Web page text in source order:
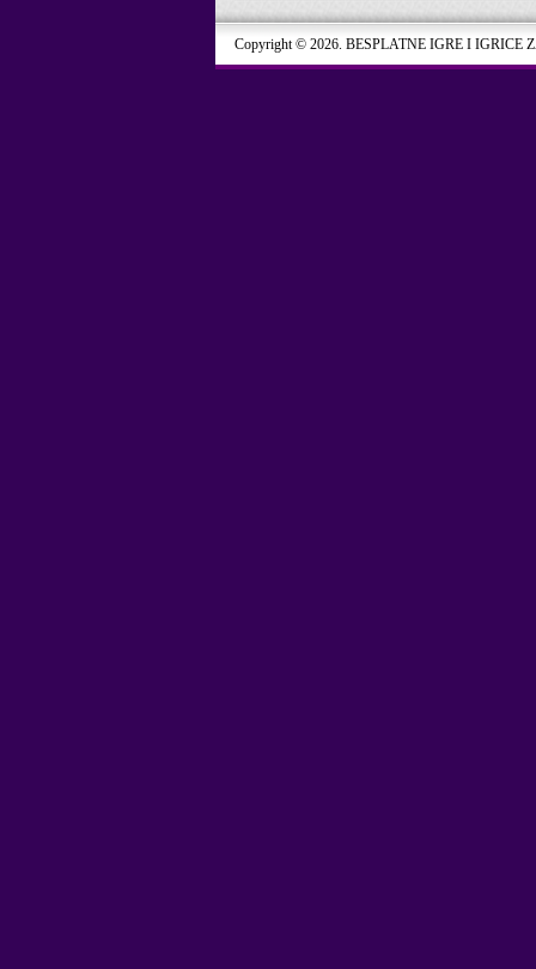
Copyright © 2026. BESPLATNE IGRE I IGRICE